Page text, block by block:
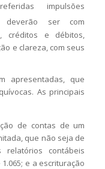
impulsões
deverão ser com
créditos e débitos,
e clareza, com seus
que
As principais
de contas de um
que não seja de
contábeis
e a escrituração